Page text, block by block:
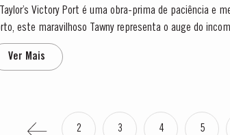
Victory Port é uma obra-prima de paciência e
este maravilhoso Tawny representa o auge do
criar este vinho...
Ver Mais
2 3 4 5